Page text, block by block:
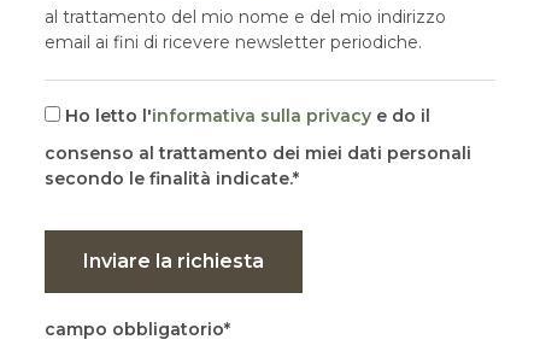
al trattamento del mio nome e del mio indirizzo
email ai fini di ricevere newsletter periodiche.
Ho letto l'informativa sulla privacy e do il
consenso al trattamento dei miei dati personali
secondo le finalità indicate.
Inviare la richiesta
campo obbligatorio